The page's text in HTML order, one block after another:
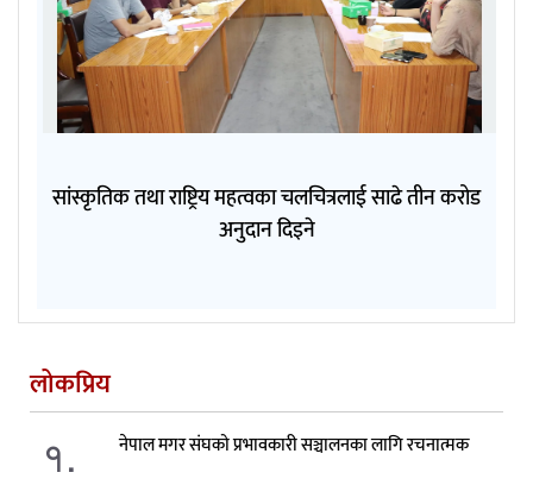
सांस्कृतिक तथा राष्ट्रिय महत्वका चलचित्रलाई साढे तीन करोड
अनुदान दिइने
लोकप्रिय
१. नेपाल मगर संघको प्रभावकारी सञ्चालनका लागि रचनात्मक